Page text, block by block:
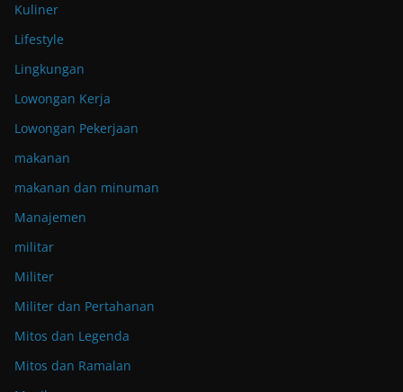
Kuliner
Lifestyle
Lingkungan
Lowongan Kerja
Lowongan Pekerjaan
makanan
makanan dan minuman
Manajemen
militar
Militer
Militer dan Pertahanan
Mitos dan Legenda
Mitos dan Ramalan